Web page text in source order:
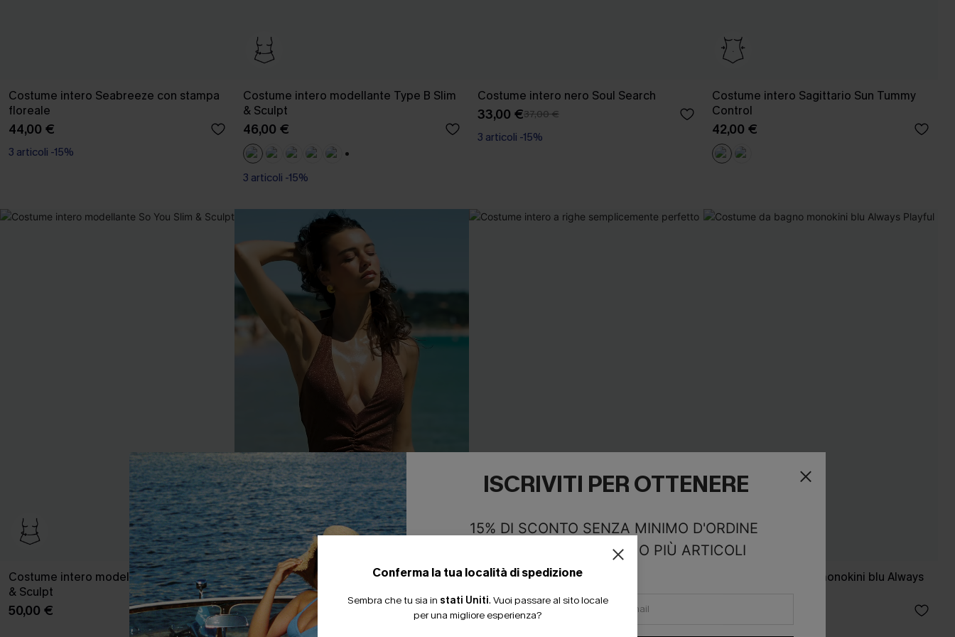
Costume intero Seabreeze con stampa
floreale
44,00 €
3 articoli -15%
Costume intero modellante Type B Slim
& Sculpt
46,00 €
3 articoli -15%
Costume intero nero Soul Search
33,00 €37,00 €
3 articoli -15%
Costume intero Sagittario Sun Tummy
Control
42,00 €
Costume intero modellante So You Slim
& Sculpt
50,00 €
Costume intero La Plage marrone
50,00 €
Costume intero a righe semplicemente
37,00 €
Costume da bagno monokini blu Always
3 articoli -15%
Conferma la tua località di spedizione
Sembra che tu sia in stati Uniti. Vuoi passare al sito locale
per una migliore esperienza?
ISCRIVITI PER OTTENERE
15% DI SCONTO SENZA MINIMO D'ORDINE
20% DI SCONTO SU 2 O PIÙ ARTICOLI